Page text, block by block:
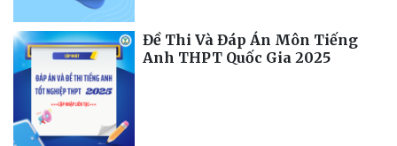
Đề Thi Và Đáp Án Môn Tiếng
Anh THPT Quốc Gia 2025